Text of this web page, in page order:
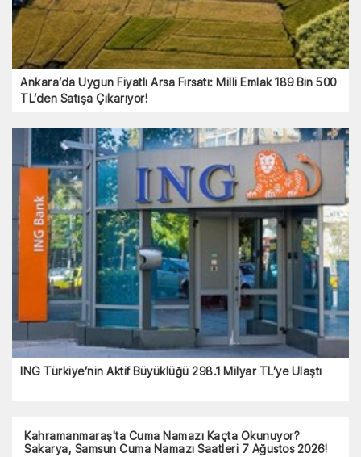
Ankara’da Uygun Fiyatlı Arsa Fırsatı: Milli Emlak 189 Bin 500
TL’den Satışa Çıkarıyor!
ING Türkiye’nin Aktif Büyüklüğü 298.1 Milyar TL’ye Ulaştı
Kahramanmaraş'ta Cuma Namazı Kaçta Okunuyor?
Sakarya, Samsun Cuma Namazı Saatleri 7 Ağustos 2026!